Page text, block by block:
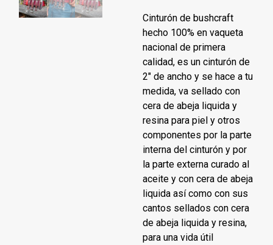
Cinturón de bushcraft
hecho 100% en vaqueta
nacional de primera
calidad, es un cinturón de
2″ de ancho y se hace a tu
medida, va sellado con
cera de abeja liquida y
resina para piel y otros
componentes por la parte
interna del cinturón y por
la parte externa curado al
aceite y con cera de abeja
liquida así como con sus
cantos sellados con cera
de abeja liquida y resina,
para una vida útil